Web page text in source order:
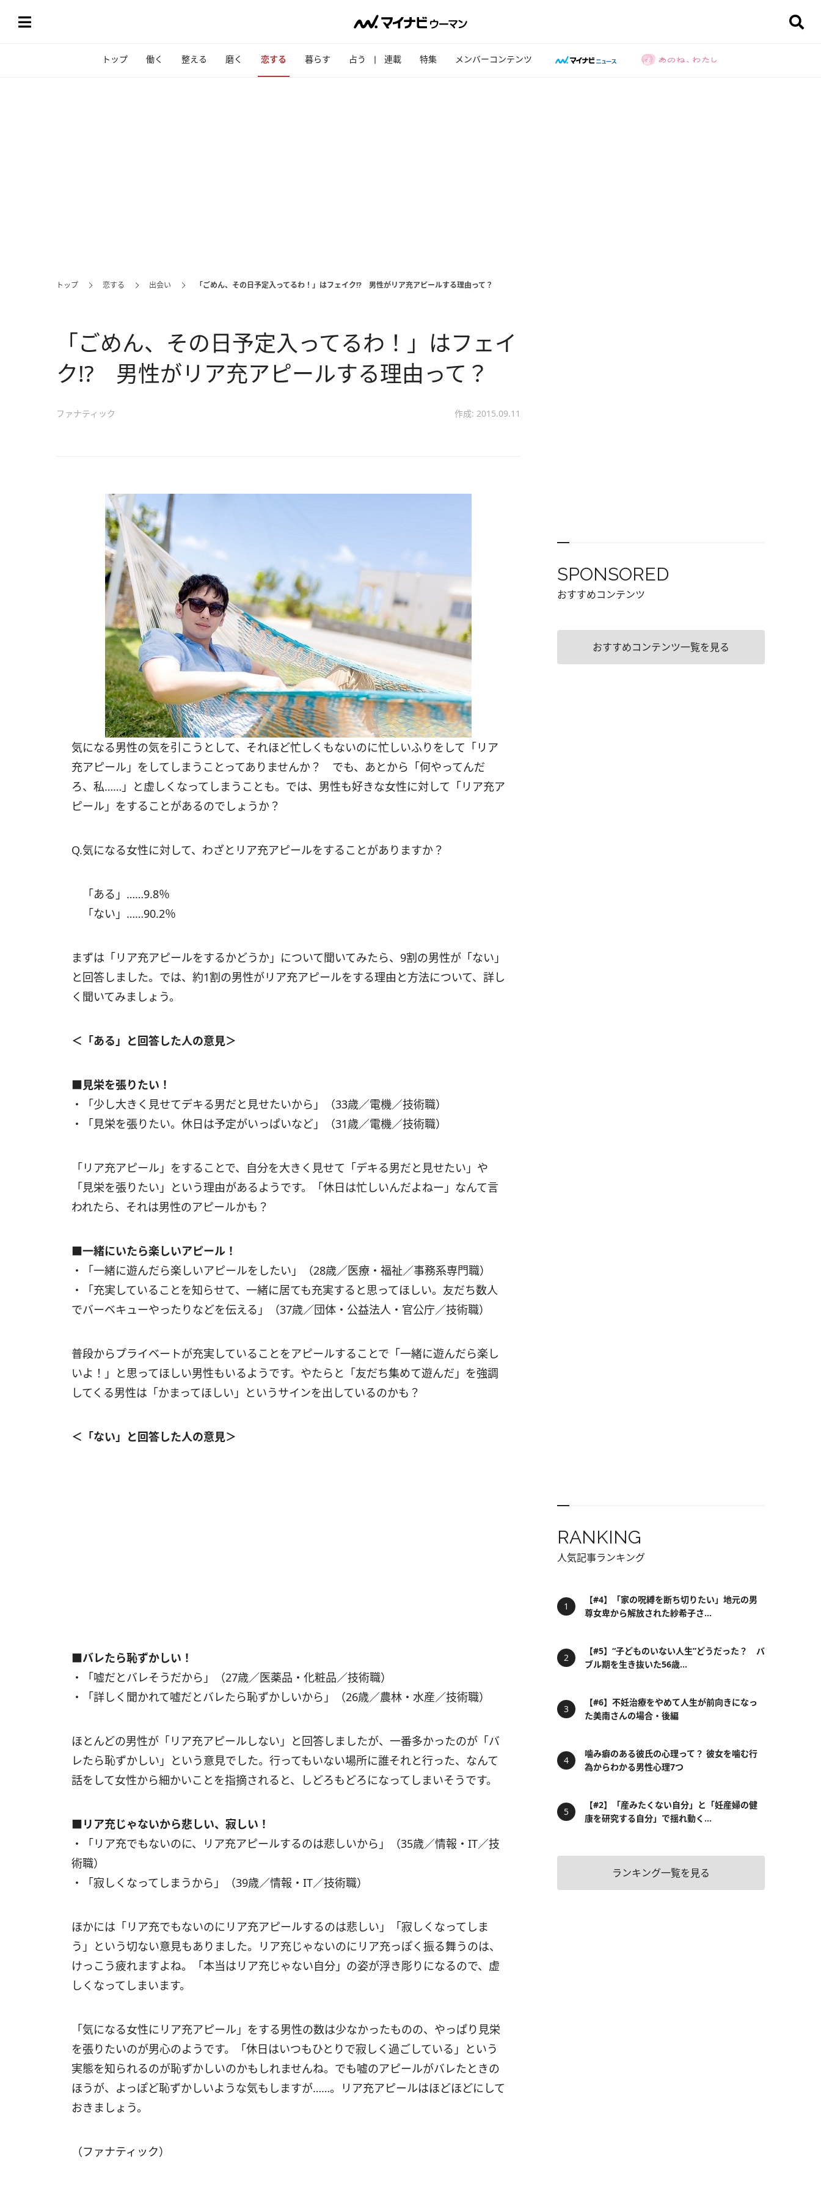
トップ 働く 整える 磨く 恋する 暮らす 占う 連載 特集 メンバーコンテンツ
トップ 恋する 出会い 「ごめん、その日予定入ってるわ！」はフェイク!? 男性がリア充アピールする理由って？
「ごめん、その日予定入ってるわ！」はフェイ
ク!? 男性がリア充アピールする理由って？
ファナティック 作成: 2015.09.11
気になる男性の気を引こうとして、それほど忙しくもないのに忙しいふりをして「リア
充アピール」をしてしまうことってありませんか？ でも、あとから「何やってんだ
ろ、私……」と虚しくなってしまうことも。では、男性も好きな女性に対して「リア充ア
ピール」をすることがあるのでしょうか？
Q.気になる女性に対して、わざとリア充アピールをすることがありますか？
「ある」……9.8％
「ない」……90.2％
まずは「リア充アピールをするかどうか」について聞いてみたら、9割の男性が「ない」
と回答しました。では、約1割の男性がリア充アピールをする理由と方法について、詳し
く聞いてみましょう。
＜「ある」と回答した人の意見＞
■見栄を張りたい！
・「少し大きく見せてデキる男だと見せたいから」（33歳／電機／技術職）
・「見栄を張りたい。休日は予定がいっぱいなど」（31歳／電機／技術職）
「リア充アピール」をすることで、自分を大きく見せて「デキる男だと見せたい」や
「見栄を張りたい」という理由があるようです。「休日は忙しいんだよねー」なんて言
われたら、それは男性のアピールかも？
■一緒にいたら楽しいアピール！
・「一緒に遊んだら楽しいアピールをしたい」（28歳／医療・福祉／事務系専門職）
・「充実していることを知らせて、一緒に居ても充実すると思ってほしい。友だち数人
でバーベキューやったりなどを伝える」（37歳／団体・公益法人・官公庁／技術職）
普段からプライベートが充実していることをアピールすることで「一緒に遊んだら楽し
いよ！」と思ってほしい男性もいるようです。やたらと「友だち集めて遊んだ」を強調
してくる男性は「かまってほしい」というサインを出しているのかも？
＜「ない」と回答した人の意見＞
■バレたら恥ずかしい！
・「嘘だとバレそうだから」（27歳／医薬品・化粧品／技術職）
・「詳しく聞かれて嘘だとバレたら恥ずかしいから」（26歳／農林・水産／技術職）
ほとんどの男性が「リア充アピールしない」と回答しましたが、一番多かったのが「バ
レたら恥ずかしい」という意見でした。行ってもいない場所に誰それと行った、なんて
話をして女性から細かいことを指摘されると、しどろもどろになってしまいそうです。
■リア充じゃないから悲しい、寂しい！
・「リア充でもないのに、リア充アピールするのは悲しいから」（35歳／情報・IT／技
術職）
・「寂しくなってしまうから」（39歳／情報・IT／技術職）
ほかには「リア充でもないのにリア充アピールするのは悲しい」「寂しくなってしま
う」という切ない意見もありました。リア充じゃないのにリア充っぽく振る舞うのは、
けっこう疲れますよね。「本当はリア充じゃない自分」の姿が浮き彫りになるので、虚
しくなってしまいます。
「気になる女性にリア充アピール」をする男性の数は少なかったものの、やっぱり見栄
を張りたいのが男心のようです。「休日はいつもひとりで寂しく過ごしている」という
実態を知られるのが恥ずかしいのかもしれませんね。でも嘘のアピールがバレたときの
ほうが、よっぽど恥ずかしいような気もしますが……。リア充アピールはほどほどにして
おきましょう。
（ファナティック）
SPONSORED
おすすめコンテンツ
おすすめコンテンツ一覧を見る
RANKING
人気記事ランキング
【#4】「家の呪縛を断ち切りたい」地元の男
尊女卑から解放された紗希子さ...
【#5】“子どものいない人生”どうだった？ バ
ブル期を生き抜いた56歳...
【#6】不妊治療をやめて人生が前向きになっ
た美南さんの場合・後編
噛み癖のある彼氏の心理って？ 彼女を噛む行
為からわかる男性心理7つ
【#2】「産みたくない自分」と「妊産婦の健
康を研究する自分」で揺れ動く...
ランキング一覧を見る